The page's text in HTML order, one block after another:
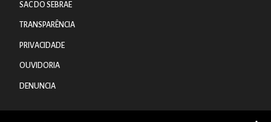
SAC DO SEBRAE
TRANSPARÊNCIA
PRIVACIDADE
OUVIDORIA
DENUNCIA